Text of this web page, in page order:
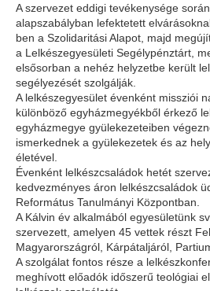
A szervezet eddigi tevékenysége
alapszabályban lefektetett
ben a Szolidaritási Alapot, majd
a Lelkészegyesületi Segélypénztárt,
elsősorban a nehéz helyzetbe került
segélyezését szolgálják.
A lelkészegyesület évenként missziói
különböző egyházmegyékből érkező
egyházmegye gyülekezeteiben
ismerkednek a gyülekezetek és az
életével.
Évenként lelkészcsaládok hetét
kedvezményes áron lelkészcsaládok
Református Tanulmányi Központban.
A Kálvin év alkalmából egyesületünk
szervezett, amelyen 45 vettek részt
Magyarországról, Kárpátaljáról,
A szolgálat fontos része a
meghívott előadók időszerű teológiai